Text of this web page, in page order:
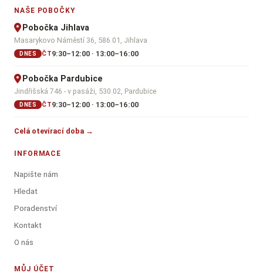
NAŠE POBOČKY
Pobočka Jihlava
Masarykovo Náměstí 36, 586 01, Jihlava
DNES ČT9:30–12:00 · 13:00–16:00
Pobočka Pardubice
Jindřišská 746 - v pasáži, 530 02, Pardubice
DNES ČT9:30–12:00 · 13:00–16:00
Celá otevírací doba →
INFORMACE
Napište nám
Hledat
Poradenství
Kontakt
O nás
MŮJ ÚČET